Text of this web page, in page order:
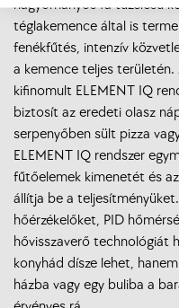
hagyományos fa tüzelésű
téglakemence által is
fenékfűtés, intenzív
a kemence teljes
kifinomult ELEMENT IQ
biztosít az eredeti olasz
serpenyőben sült pizza
ELEMENT IQ rendszer
fűtőelemek kimenetét és
állítja be a
hőérzékelőket, PID
hővisszaverő technológiát
konyhád dísze lehet,
házba vagy egy buliba a